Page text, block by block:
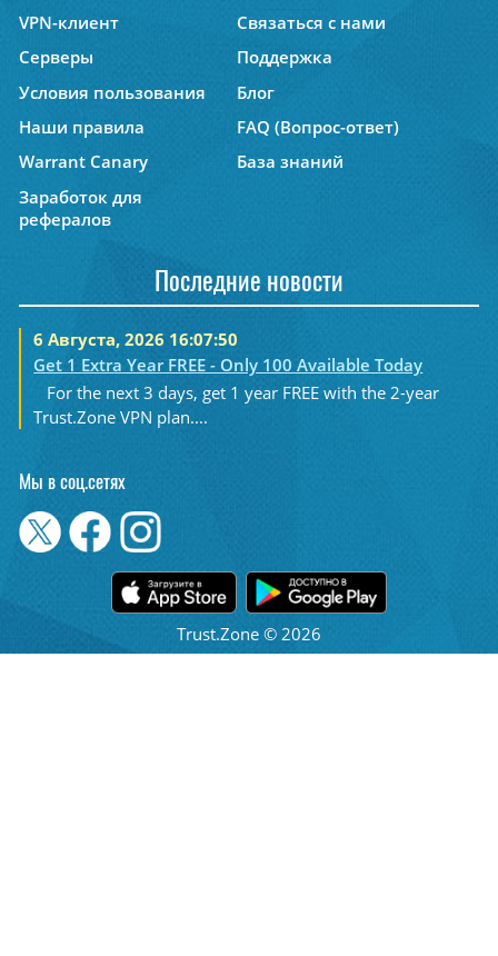
VPN-клиент
Связаться с нами
Серверы
Поддержка
Условия пользования
Блог
Наши правила
FAQ (Вопрос-ответ)
Warrant Canary
База знаний
Заработок для
рефералов
Последние новости
6 Августа, 2026 16:07:50
Get 1 Extra Year FREE - Only 100 Available Today
For the next 3 days, get 1 year FREE with the 2-year
Trust.Zone VPN plan....
Мы в соц.сетях
Trust.Zone © 2026